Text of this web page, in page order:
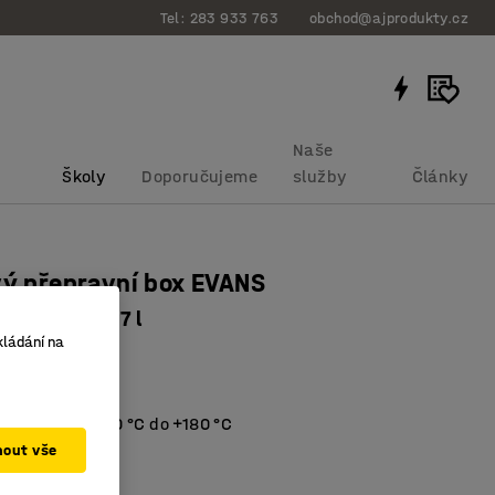
Tel: 283 933 763 obchod@ajprodukty.cz
Školy Doporučujeme
Naše
služby
Články
přepravní box EVANS
mm, 157 l
:90254
od -40 °C do +180 °C
korozi
na
vše